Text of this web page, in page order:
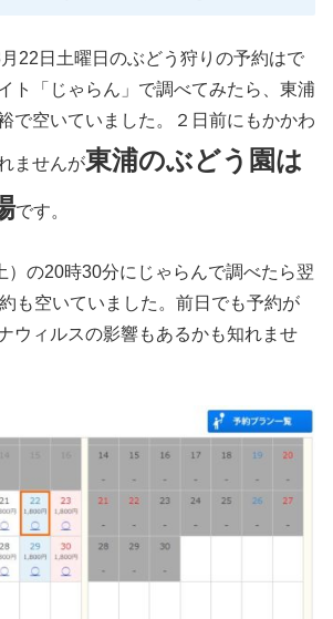
22日土曜日のぶどう狩りの予約はで
ト「じゃらん」で調べてみたら、東浦
で空いていました。２日前にもかかわ
ませんが東浦のぶどう園は
です。
）の20時30分にじゃらんで調べたら翌
も空いていました。前日でも予約が
ウィルスの影響もあるかも知れませ